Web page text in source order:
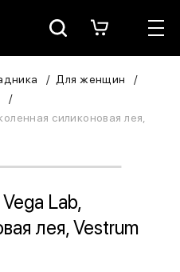
Для женщин
силиконовая лея,
Lab,
лея, Vestrum